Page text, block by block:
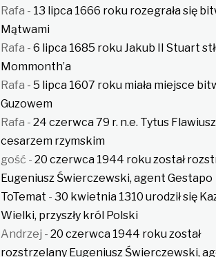
Rafa - 13 lipca 1666 roku rozegrała się
Mątwami
Rafa -6 lipca 1685 roku Jakub II Stuart
Mommonth’a
Rafa -5 lipca 1607 roku miała miejsce
Guzowem
Rafa -24 czerwca 79 r. n.e. Tytus
cesarzem rzymskim
gość -20 czerwca 1944 roku został
Eugeniusz Świerczewski, agent Gestapo
ToTemat -30 kwietnia 1310 urodził się
Wielki, przyszły król Polski
Andrzej -20 czerwca 1944 roku został
rozstrzelany Eugeniusz Świerczewski,